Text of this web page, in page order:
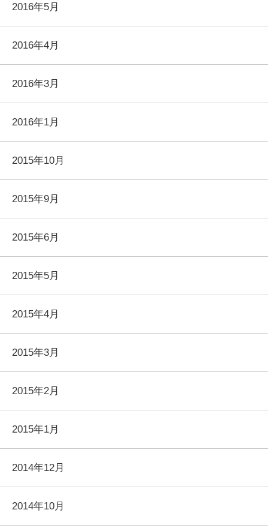
2016年5月
2016年4月
2016年3月
2016年1月
2015年10月
2015年9月
2015年6月
2015年5月
2015年4月
2015年3月
2015年2月
2015年1月
2014年12月
2014年10月